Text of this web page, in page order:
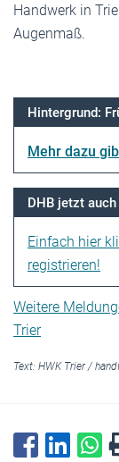
Handwerk in
Augenmaß.
Hintergrund:
Mehr dazu
DHB jetzt
Einfach hier
registrieren!
Weitere
Trier
Text: HWK Trier/